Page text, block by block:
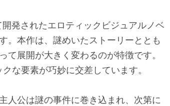
発されたエロティックビジュアルノベ
。本作は、謎めいたストーリーととも
展開が大きく変わるのが特徴です。
な要素が巧妙に交差しています。
人公は謎の事件に巻き込まれ、次第に